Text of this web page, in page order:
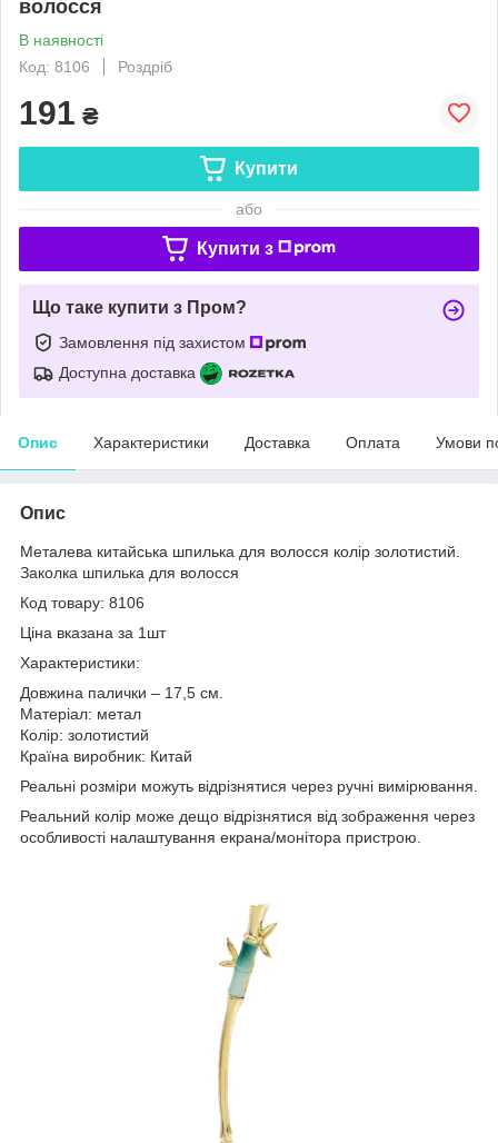
волосся
В наявності
Код: 8106
Роздріб
191 ₴
Купити
або
Купити з
Що таке купити з Пром?
Замовлення під захистом
Доступна доставка
Опис Характеристики Доставка Оплата Умови
Опис
Металева китайська шпилька для волосся колір золотистий.
Заколка шпилька для волосся
Код товару: 8106
Ціна вказана за 1шт
Характеристики:
Довжина палички – 17,5 см.
Матеріал: метал
Колір: золотистий
Країна виробник: Китай
Реальні розміри можуть відрізнятися через ручні вимірювання.
Реальний колір може дещо відрізнятися від зображення через
особливості налаштування екрана/монітора пристрою.